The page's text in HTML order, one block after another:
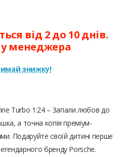
від 2 до 10 днів.
менеджера
знижку!
Turbo 1:24 – Запали любов до
а точна копія преміум-
Подаруйте своїй дитині перше
бренду Porsche.